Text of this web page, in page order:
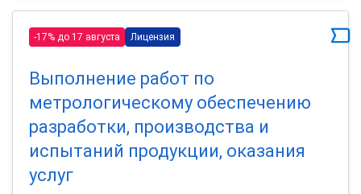
-17% до 17 августа Лицензия
Выполнение работ по
метрологическому обеспечению
разработки, производства и
испытаний продукции, оказания
услуг